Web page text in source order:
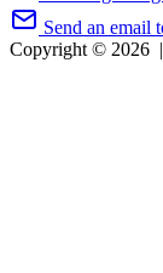
Send an email
Copyright © 2026 |